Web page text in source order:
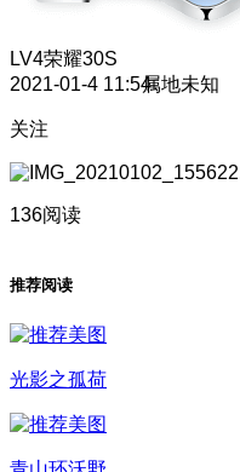
LV4荣耀30S
2021-01-4 11:54属地未知
关注
136阅读
推荐阅读
光影之孤荷